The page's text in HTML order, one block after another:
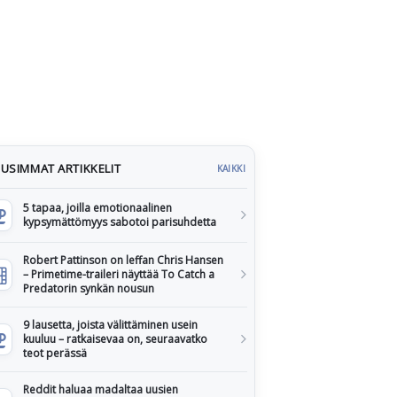
ARTIKKELIT KAIKKI
5 tapaa, joilla emotionaalinen
kypsymättömyys sabotoi parisuhdetta
Robert Pattinson on leffan Chris Hansen
– Primetime-traileri näyttää To Catch a
Predatorin synkän nousun
9 lausetta, joista välittäminen usein
kuuluu – ratkaisevaa on, seuraavatko
teot perässä
Reddit haluaa madaltaa uusien